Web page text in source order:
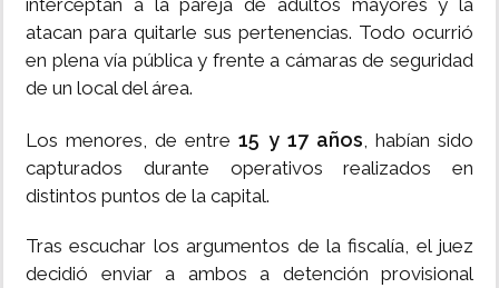
interceptan a la pareja de adultos mayores y la
atacan para quitarle sus pertenencias. Todo ocurrió
en plena vía pública y frente a cámaras de seguridad
de un local del área.
Los menores, de entre15 y 17 años, habían sido
capturados durante operativos realizados en
distintos puntos de la capital.
Tras escuchar los argumentos de la fiscalía, el juez
decidió enviar a ambos a detención provisional